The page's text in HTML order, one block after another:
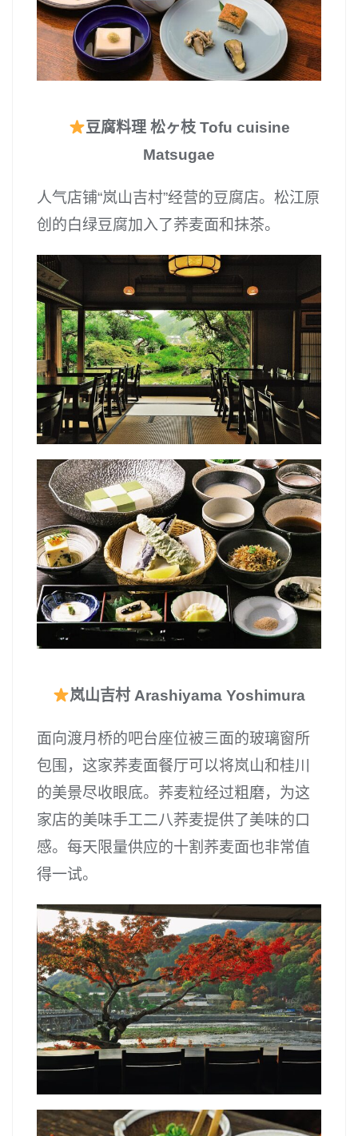
豆腐料理 松ヶ枝 Tofu cuisine
Matsugae
人气店铺“岚山吉村”经营的豆腐店。松江原
创的白绿豆腐加入了荞麦面和抹茶。
岚山吉村 Arashiyama Yoshimura
面向渡月桥的吧台座位被三面的玻璃窗所
包围，这家荞麦面餐厅可以将岚山和桂川
的美景尽收眼底。荞麦粒经过粗磨，为这
家店的美味手工二八荞麦提供了美味的口
感。每天限量供应的十割荞麦面也非常值
得一试。